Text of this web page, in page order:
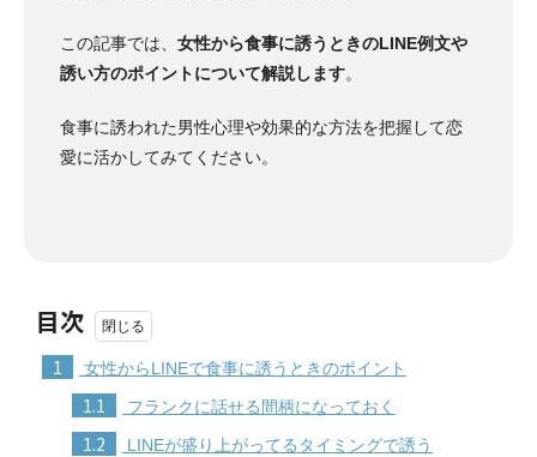
この記事では、 女性から食事に誘うときのLINE例文や
誘い方のポイントについて解説します。
食事に誘われた男性心理や効果的な方法を把握して恋
愛に活かしてみてください。
目次
1 女性からLINEで食事に誘うときのポイント
1.1 フランクに話せる間柄になっておく
1.2 LINEが盛り上がってるタイミングで誘う